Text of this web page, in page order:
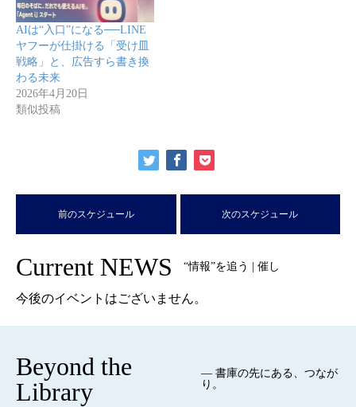
AIは“入口”になる──LINE
ヤフーが仕掛ける「受け皿
戦略」と、広告すら書き換
わる未来
2026年4月20日
類似投稿
前のスケジュール 次のスケジュール
Current NEWS “情報”を追う | 催し
今後のイベントはございません。
Beyond the
Library
— 書庫の先にある、つなが
り。